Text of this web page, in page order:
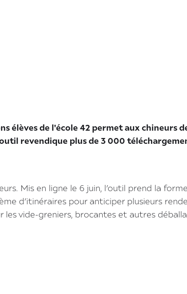
élèves de l'école 42 permet aux chineurs
revendique plus de 3 000
Mis en ligne le 6 juin, l’outil prend la
d’itinéraires pour anticiper plusieurs
vide-greniers, brocantes et autres